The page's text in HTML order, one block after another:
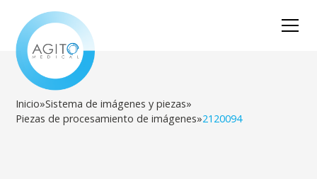
Inicio»Sistema de imágenes y piezas»
Piezas de procesamiento de imágenes»2120094